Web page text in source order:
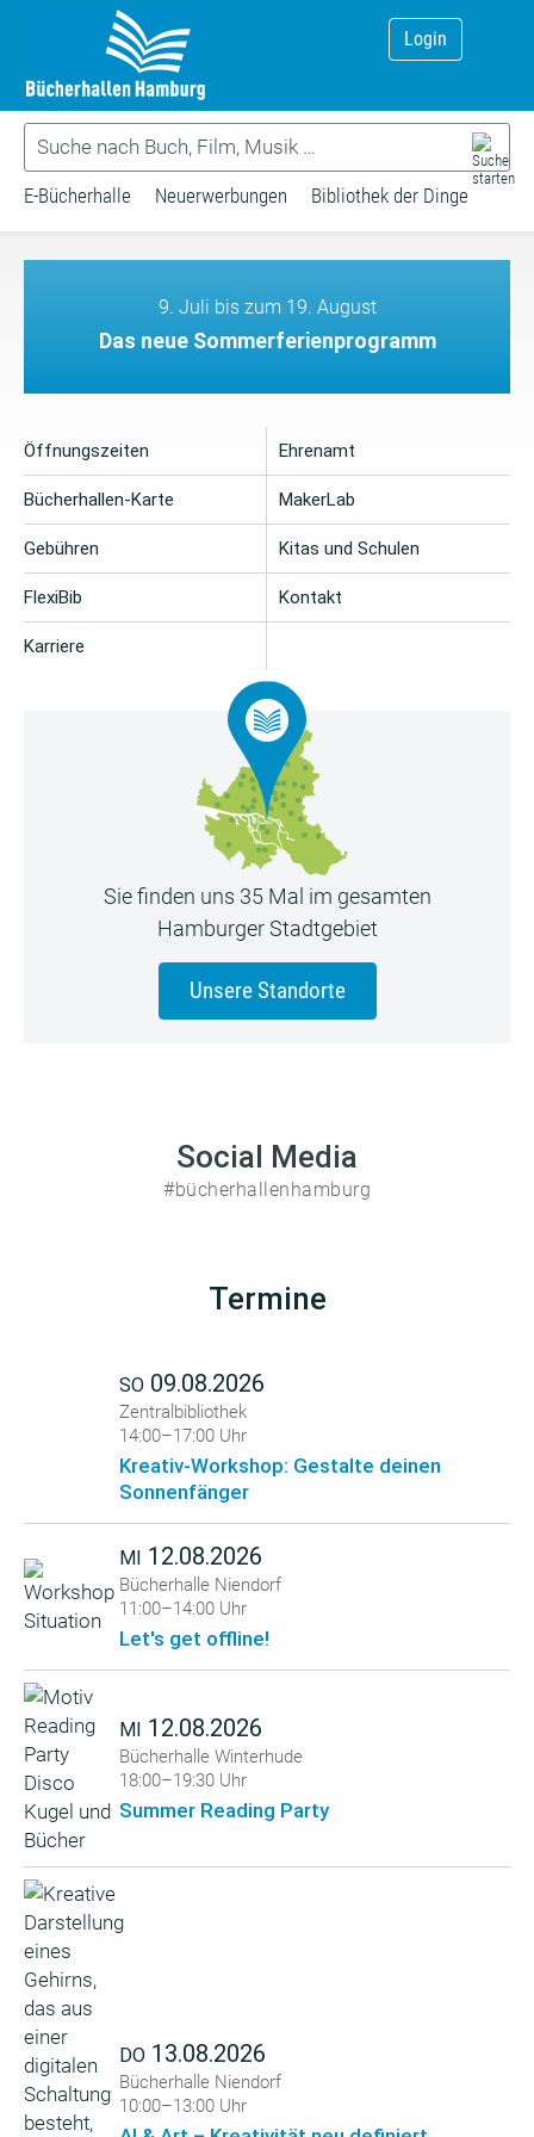
Login
E-Bücherhalle Neuerwerbungen Bibliothek der Dinge
9. Juli bis zum 19. August
Das neue Sommerferienprogramm
Öffnungszeiten
Bücherhallen-Karte
Gebühren
FlexiBib
Karriere
Ehrenamt
MakerLab
Kitas und Schulen
Kontakt
Sie finden uns 35 Mal im gesamten
Hamburger Stadtgebiet
Unsere Standorte
Social Media
#bücherhallenhamburg
Termine
SO 09.08.2026
Zentralbibliothek
14:00–17:00 Uhr
Kreativ-Workshop: Gestalte deinen
Sonnenfänger
MI 12.08.2026
Bücherhalle Niendorf
11:00–14:00 Uhr
Let's get offline!
MI 12.08.2026
Bücherhalle Winterhude
18:00–19:30 Uhr
Summer Reading Party
DO 13.08.2026
Bücherhalle Niendorf
10:00–13:00 Uhr